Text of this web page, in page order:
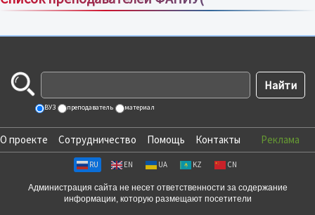
Сортировка по:имени;рейтингу;отзывам
ВУЗ преподаватель материал
О проекте Сотрудничество Помощь Контакты Реклама
RU EN UA KZ CN
Администрация сайта не несет ответственности за содержание
информации, которую размещают посетители